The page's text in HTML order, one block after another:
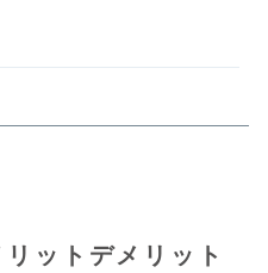
ットデメリット